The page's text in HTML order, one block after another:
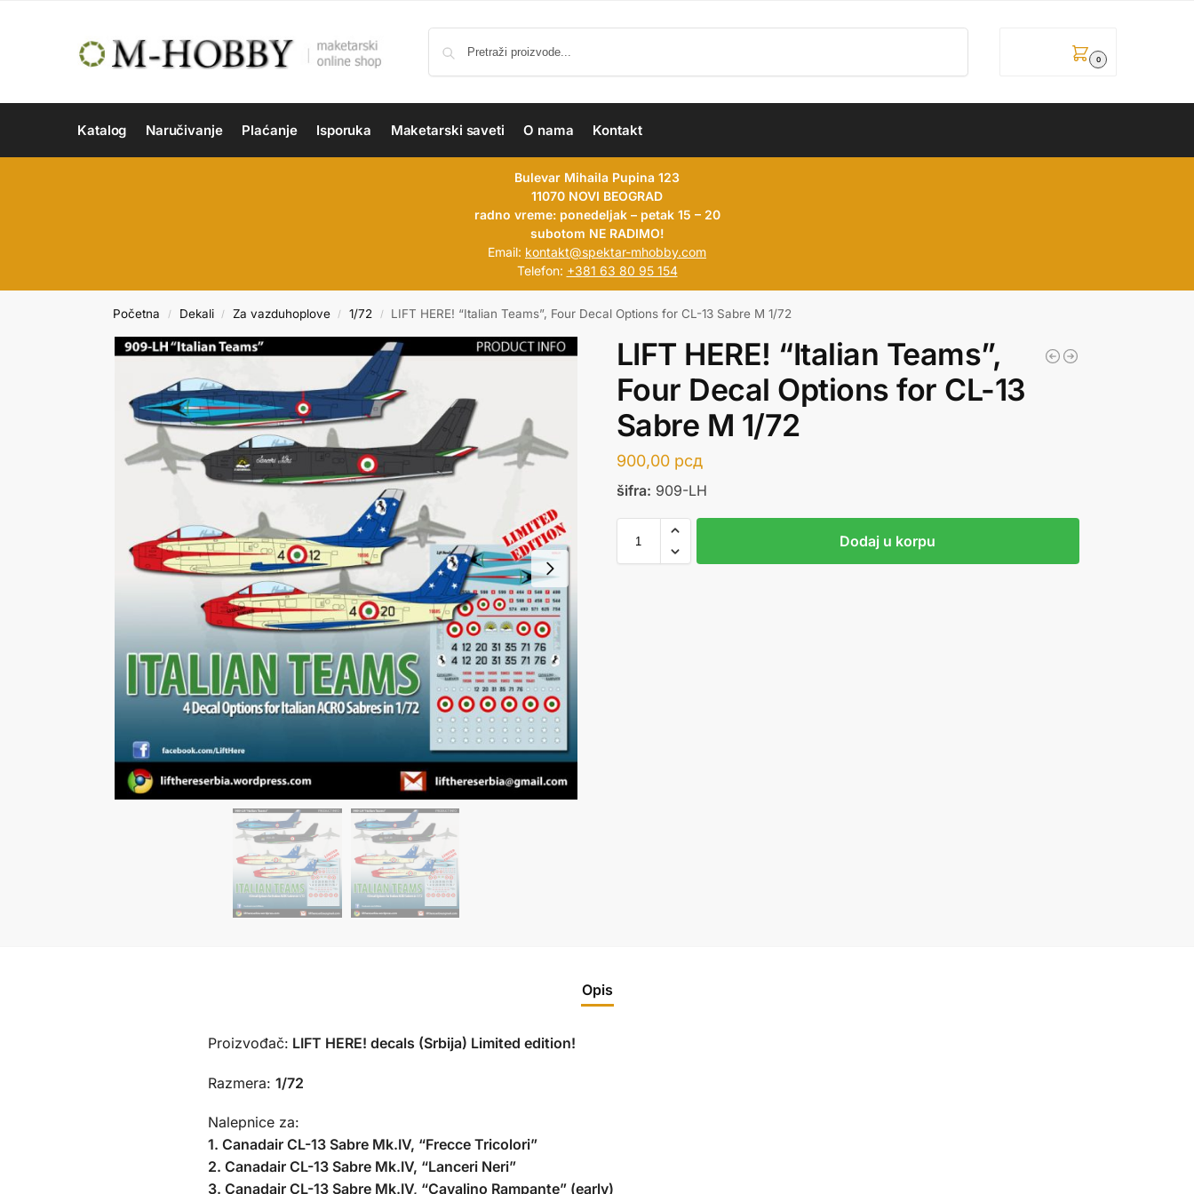
0
Katalog Naručivanje Plaćanje Isporuka Maketarski saveti O nama Kontakt
Bulevar Mihaila Pupina 123
11070 NOVI BEOGRAD
radno vreme: ponedeljak – petak 15 – 20
subotom NE RADIMO!
Email: kontakt@spektar-mhobby.com
Telefon: +381 63 80 95 154
Početna / Dekali / Za vazduhoplove / 1/72 / LIFT HERE! “Italian Teams”, Four Decal Options for CL-13 Sabre M 1/72
LIFT HERE! “Italian Teams”,
Four Decal Options for CL-13
Sabre M 1/72
900,00 рсд
šifra: 909-LH
Dodaj u korpu
Opis
Proizvođač: LIFT HERE! decals (Srbija) Limited edition!
Razmera: 1/72
Nalepnice za:
1. Canadair CL-13 Sabre Mk.IV, “Frecce Tricolori”
2. Canadair CL-13 Sabre Mk.IV, “Lanceri Neri”
3. Canadair CL-13 Sabre Mk.IV, “Cavalino Rampante” (early)